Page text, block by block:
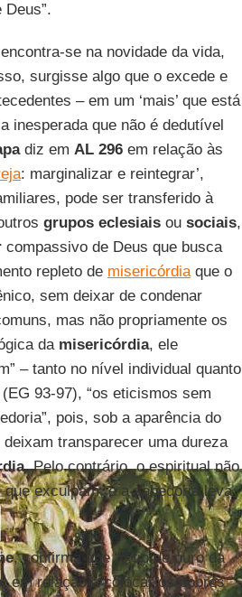
se na novidade da vida,
surgisse algo que o excede e
– em um ‘mais’ que está
inesperada que não é dedutível
diz em AL 296em relação às
: marginalizar e reintegrar’,
pode ser transferido à
grupos eclesiaisousociais,
compassivo de Deus que busca
repleto de misericórdiaque o
sem deixar de condenar
mas não propriamente os
da misericórdia, ele
– tanto no nível individual quanto
(EG 93-97), “os eticismos sem
pois, sob a aparência do
transparecer uma dureza
. Pelo contrário, o espiritual não
exculpam, e a sabedoria leva
, confirma que “o fio de ouro da
, em relação a colocar os pobres